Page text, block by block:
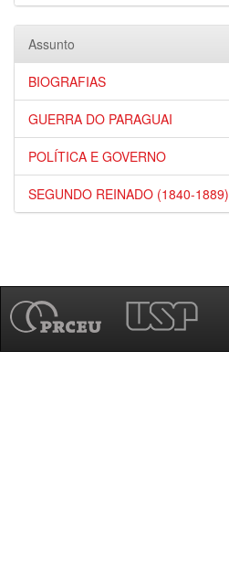
Assunto
BIOGRAFIAS
GUERRA DO PARAGUAI
POLÍTICA E GOVERNO
SEGUNDO REINADO (1840-1889)